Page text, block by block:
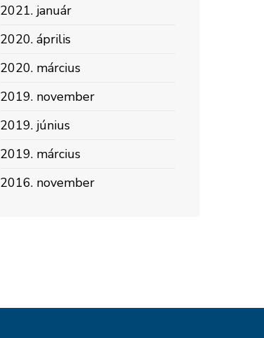
2021. január
2020. április
2020. március
2019. november
2019. június
2019. március
2016. november